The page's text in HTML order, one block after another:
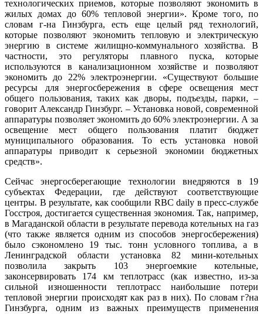
технологических приемов, которые позволяют экономить в
жилых домах до 60% тепловой энергии». Кроме того, по
словам г-на Гинзбурга, есть еще целый ряд технологий,
которые позволяют экономить тепловую и электрическую
энергию в системе жилищно-коммунального хозяйства. В
частности, это регуляторы плавного пуска, которые
используются в канализационном хозяйстве и позволяют
экономить до 22% электроэнергии. «Существуют большие
ресурсы для энергосбережения в сфере освещения мест
общего пользования, таких как дворы, подъезды, парки, –
говорит Александр Гинзбург. – Установка новой, современной
аппаратуры позволяет экономить до 60% электроэнергии. А за
освещение мест общего пользования платит бюджет
муниципального образования. То есть установка новой
аппаратуры приводит к серьезной экономии бюджетных
средств».
Сейчас энергосберегающие технологии внедряются в 19
субъектах Федерации, где действуют соответствующие
центры. В результате, как сообщили RBC daily в пресс-службе
Госстроя, достигается существенная экономия. Так, например,
в Магаданской области в результате перевода котельных на газ
(что также является одним из способов энергосбережения)
было сэкономлено 19 тыс. тонн условного топлива, а в
Ленинградской области установка 82 мини-котельных
позволила закрыть 103 энергоемкие котельные,
законсервировать 174 км теплотрасс (как известно, из-за
сильной изношенности теплотрасс наибольшие потери
тепловой энергии происходят как раз в них). По словам г?на
Гинзбурга, одним из важных преимуществ применения